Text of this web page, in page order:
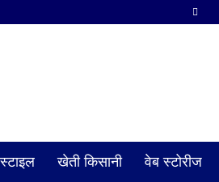
खेती किसानी
वेब स्टोरीज